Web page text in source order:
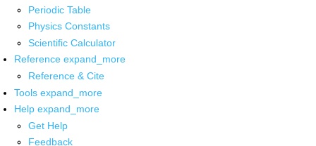
Periodic Table
Physics Constants
Scientific Calculator
Reference expand_more
Reference & Cite
Tools expand_more
Help expand_more
Get Help
Feedback